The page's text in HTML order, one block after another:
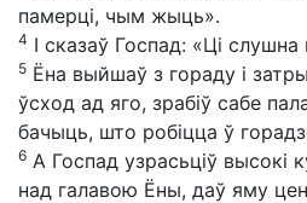
памерці, чым жыць».
4 І сказаў Госпад: «Ці слушна
5 Ёна выйшаў з гораду і
ўсход ад яго, зрабіў сабе
бачыць, што робіцца ў
6 А Госпад узрасьціў высокі
над галавою Ёны, даў яму